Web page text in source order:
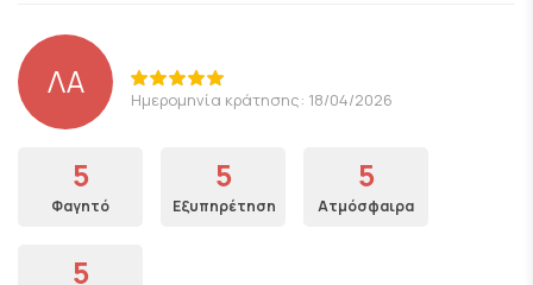
ΛΑ Ημερομηνία κράτησης: 18/04/2026
5
Φαγητό
5
Εξυπηρέτηση
5
Ατμόσφαιρα
5